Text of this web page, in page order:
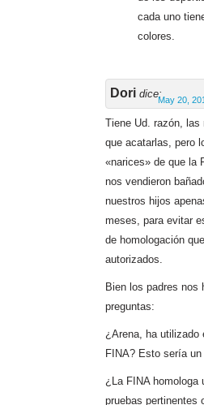
cada uno
colores.
Dori dice:May 20,
Tiene Ud. razón,
que acatarlas, pero
«narices» de que la
nos vendieron
nuestros hijos
meses, para evitar
de homologación
autorizados.
Bien los padres nos
preguntas:
¿Arena, ha utilizado
FINA? Esto sería un
¿La FINA homologa
pruebas pertinentes